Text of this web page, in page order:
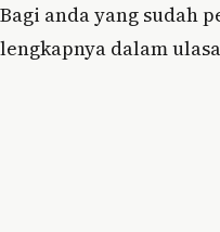
Bagi anda yang sudah
lengkapnya dalam